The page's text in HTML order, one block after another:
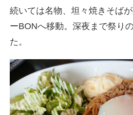
続いては名物、坦々焼きそば
ーBONへ移動。深夜まで祭り
た。